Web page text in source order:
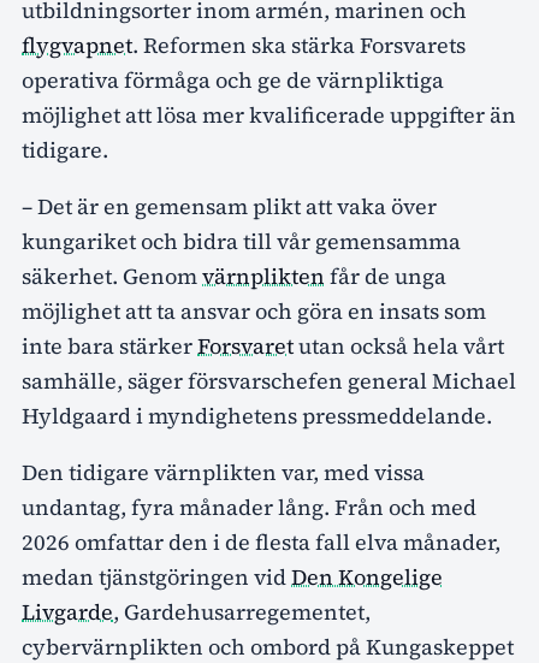
utbildningsorter inom armén, marinen och
flygvapnet. Reformen ska stärka Forsvarets
operativa förmåga och ge de värnpliktiga
möjlighet att lösa mer kvalificerade uppgifter än
tidigare.
– Det är en gemensam plikt att vaka över
kungariket och bidra till vår gemensamma
säkerhet. Genomvärnplikten får de unga
möjlighet att ta ansvar och göra en insats som
inte bara stärkerForsvaretutan också hela vårt
samhälle, säger försvarschefen general Michael
Hyldgaard i myndighetens pressmeddelande.
Den tidigare värnplikten var, med vissa
undantag, fyra månader lång. Från och med
2026 omfattar den i de flesta fall elva månader,
medan tjänstgöringen vidDen Kongelige
Livgarde, Gardehusarregementet,
cybervärnplikten och ombord på Kungaskeppet